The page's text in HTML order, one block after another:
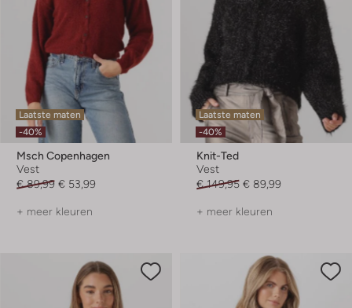
Laatste maten
-40%
Msch Copenhagen
Vest
€ 89,99 € 53,99
+ meer kleuren
Laatste maten
-40%
Knit-Ted
Vest
€ 149,95 € 89,99
+ meer kleuren